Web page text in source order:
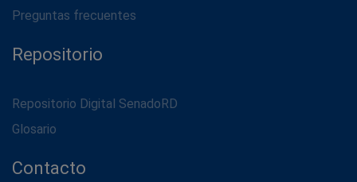
Preguntas frecuentes
Repositorio
Repositorio Digital SenadoRD
Glosario
Contacto